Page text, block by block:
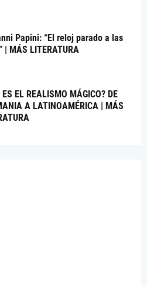
Papini: “El reloj parado a las
| MÁS LITERATURA
ES EL REALISMO MÁGICO? DE
A LATINOAMÉRICA | MÁS